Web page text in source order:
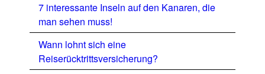
7 interessante Inseln auf den Kanaren, die
man sehen muss!
Wann lohnt sich eine
Reiserücktrittsversicherung?